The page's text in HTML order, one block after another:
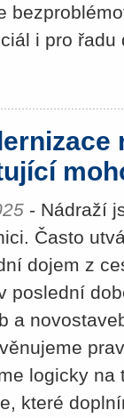
i pro
- Nádraží
Často
dojem z
poslední
a
logicky
které